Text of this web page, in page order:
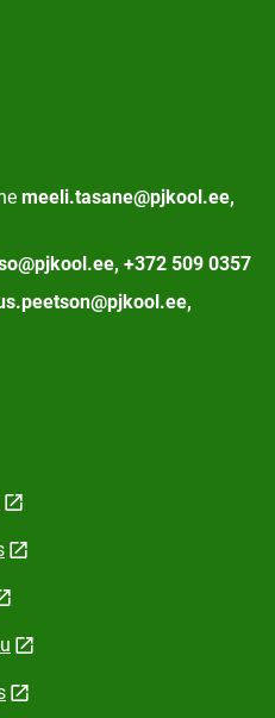
meeli.tasane@pjkool.ee,
+372 509 0357